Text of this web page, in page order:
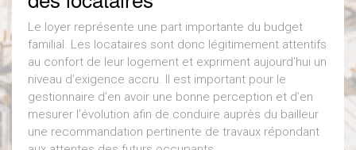
Le loyer représente une part importante du budget
familial. Les locataires sont donc légitimement attentifs
au confort de leur logement et expriment aujourd’hui un
niveau d’exigence accru. Il est important pour le
gestionnaire d’en avoir une bonne perception et d’en
mesurer l’évolution afin de conduire auprès du bailleur
une recommandation pertinente de travaux répondant